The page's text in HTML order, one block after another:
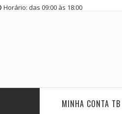
Horário: das 09:00 às 18:00
MINHA CONTA TB